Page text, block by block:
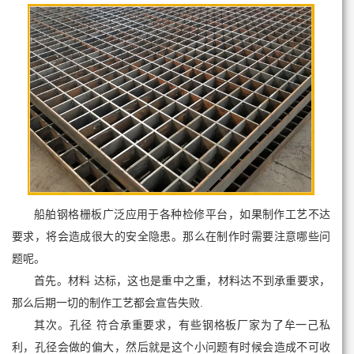
船舶钢格栅板广泛应用于各种检修平台，如果制作工艺不达
要求，将会造成很大的安全隐患。那么在制作时需要注意哪些问
题呢。
首先。材料 达标，这也是重中之重，材料达不到承重要求，
那么后期一切的制作工艺都会宣告失败.
其次。孔径 符合承重要求，有些钢格板厂家为了牟一己私
利，孔径会做的偏大，然后就是这个小问题有时候会造成不可收